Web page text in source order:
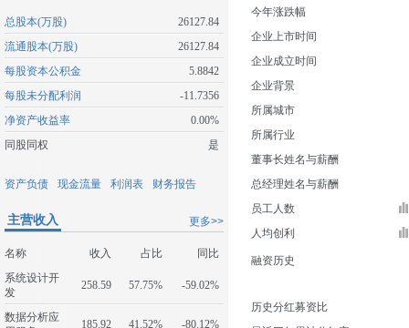
总股本(万股)
26127.84
流通股本(万股)
26127.84
每股资本公积金
5.8842
每股未分配利润
-11.7356
净资产收益率
0.00%
同股同权
是
资产负债 现金流量 利润表 财务报告
更多>>
主营收入
名称 收入 占比
同比
系统设计开
发
258.59 57.75% -59.02%
数据分析应
185.92 41.52% -80.12%
今年涨跌幅
企业上市时间
企业成立时间
企业背景
所属城市
所属行业
董事长姓名与薪酬
总经理姓名与薪酬
员工人数
人均创利
融资历史
历史分红募资比